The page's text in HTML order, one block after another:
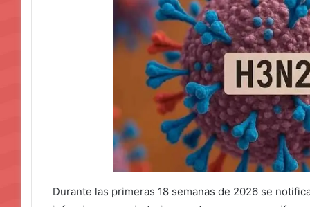
Durante las primeras 18 semanas de 2026 se